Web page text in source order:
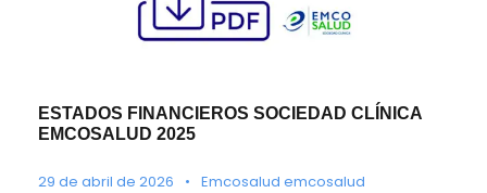
ESTADOS FINANCIEROS SOCIEDAD CLÍNICA
EMCOSALUD 2025
29 de abril de 2026 • Emcosalud emcosalud